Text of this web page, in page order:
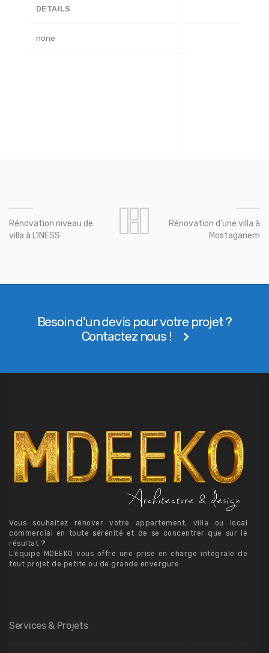
DETAILS
none
Rénovation niveau de
villa à L’INESS
Rénovation d’une villa à
Mostaganem
Besoin d'un devis pour votre projet ?
Contactez nous !
Vous souhaitez rénover votre appartement, villa ou local
commercial en toute sérénité et de se concentrer que sur le
résultat ?
L’équipe MDEEKO vous offre une prise en charge intégrale de
tout projet de petite ou de grande envergure.
Services & Projets